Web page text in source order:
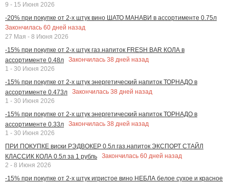
9 - 15 Июня 2026
-20% при покупке от 2-х штук вино ШАТО МАНАВИ в ассортименте 0.75л
Закончилась 60 дней назад
27 Мая - 8 Июня 2026
-15% при покупке от 2-х штук газ.напиток FRESH BAR КОЛА в
ассортименте 0.48л
Закончилась 38 дней назад
1 - 30 Июня 2026
-15% при покупке от 2-х штук энергетический напиток ТОРНАДО в
ассортименте 0.473л
Закончилась 38 дней назад
1 - 30 Июня 2026
-15% при покупке от 2-х штук энергетический напиток ТОРНАДО в
ассортименте 0.33л
Закончилась 38 дней назад
1 - 30 Июня 2026
ПРИ ПОКУПКЕ виски РЭДВОКЕР 0.5л газ.напиток ЭКСПОРТ СТАЙЛ
КЛАССИК КОЛА 0.5л за 1 рубль
Закончилась 60 дней назад
2 - 8 Июня 2026
-15% при покупке от 2-х штук игристое вино НЕБЛА белое сухое и красное